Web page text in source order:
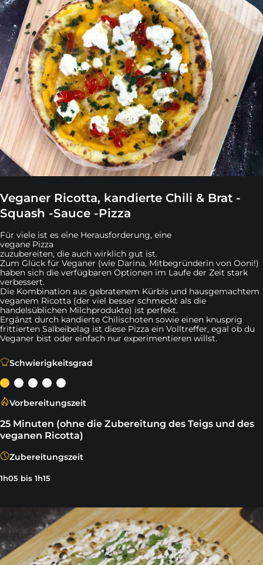
Veganer Ricotta, kandierte Chili & Brat -
Squash -Sauce -Pizza
Für viele ist es eine Herausforderung, eine
vegane Pizza
zuzubereiten, die auch wirklich gut ist.
Zum Glück für Veganer (wie Darina, Mitbegründerin von Ooni!)
haben sich die verfügbaren Optionen im Laufe der Zeit stark
verbessert.
Die Kombination aus gebratenem Kürbis und hausgemachtem
veganem Ricotta (der viel besser schmeckt als die
handelsüblichen Milchprodukte) ist perfekt.
Ergänzt durch kandierte Chilischoten sowie einen knusprig
frittierten Salbeibelag ist diese Pizza ein Volltreffer, egal ob du
Veganer bist oder einfach nur experimentieren willst.
Schwierigkeitsgrad
Vorbereitungszeit
25 Minuten (ohne die Zubereitung des Teigs und des
veganen Ricotta)
Zubereitungszeit
1h05 bis 1h15